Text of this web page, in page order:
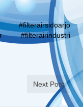
#filterairindustri
Next Post